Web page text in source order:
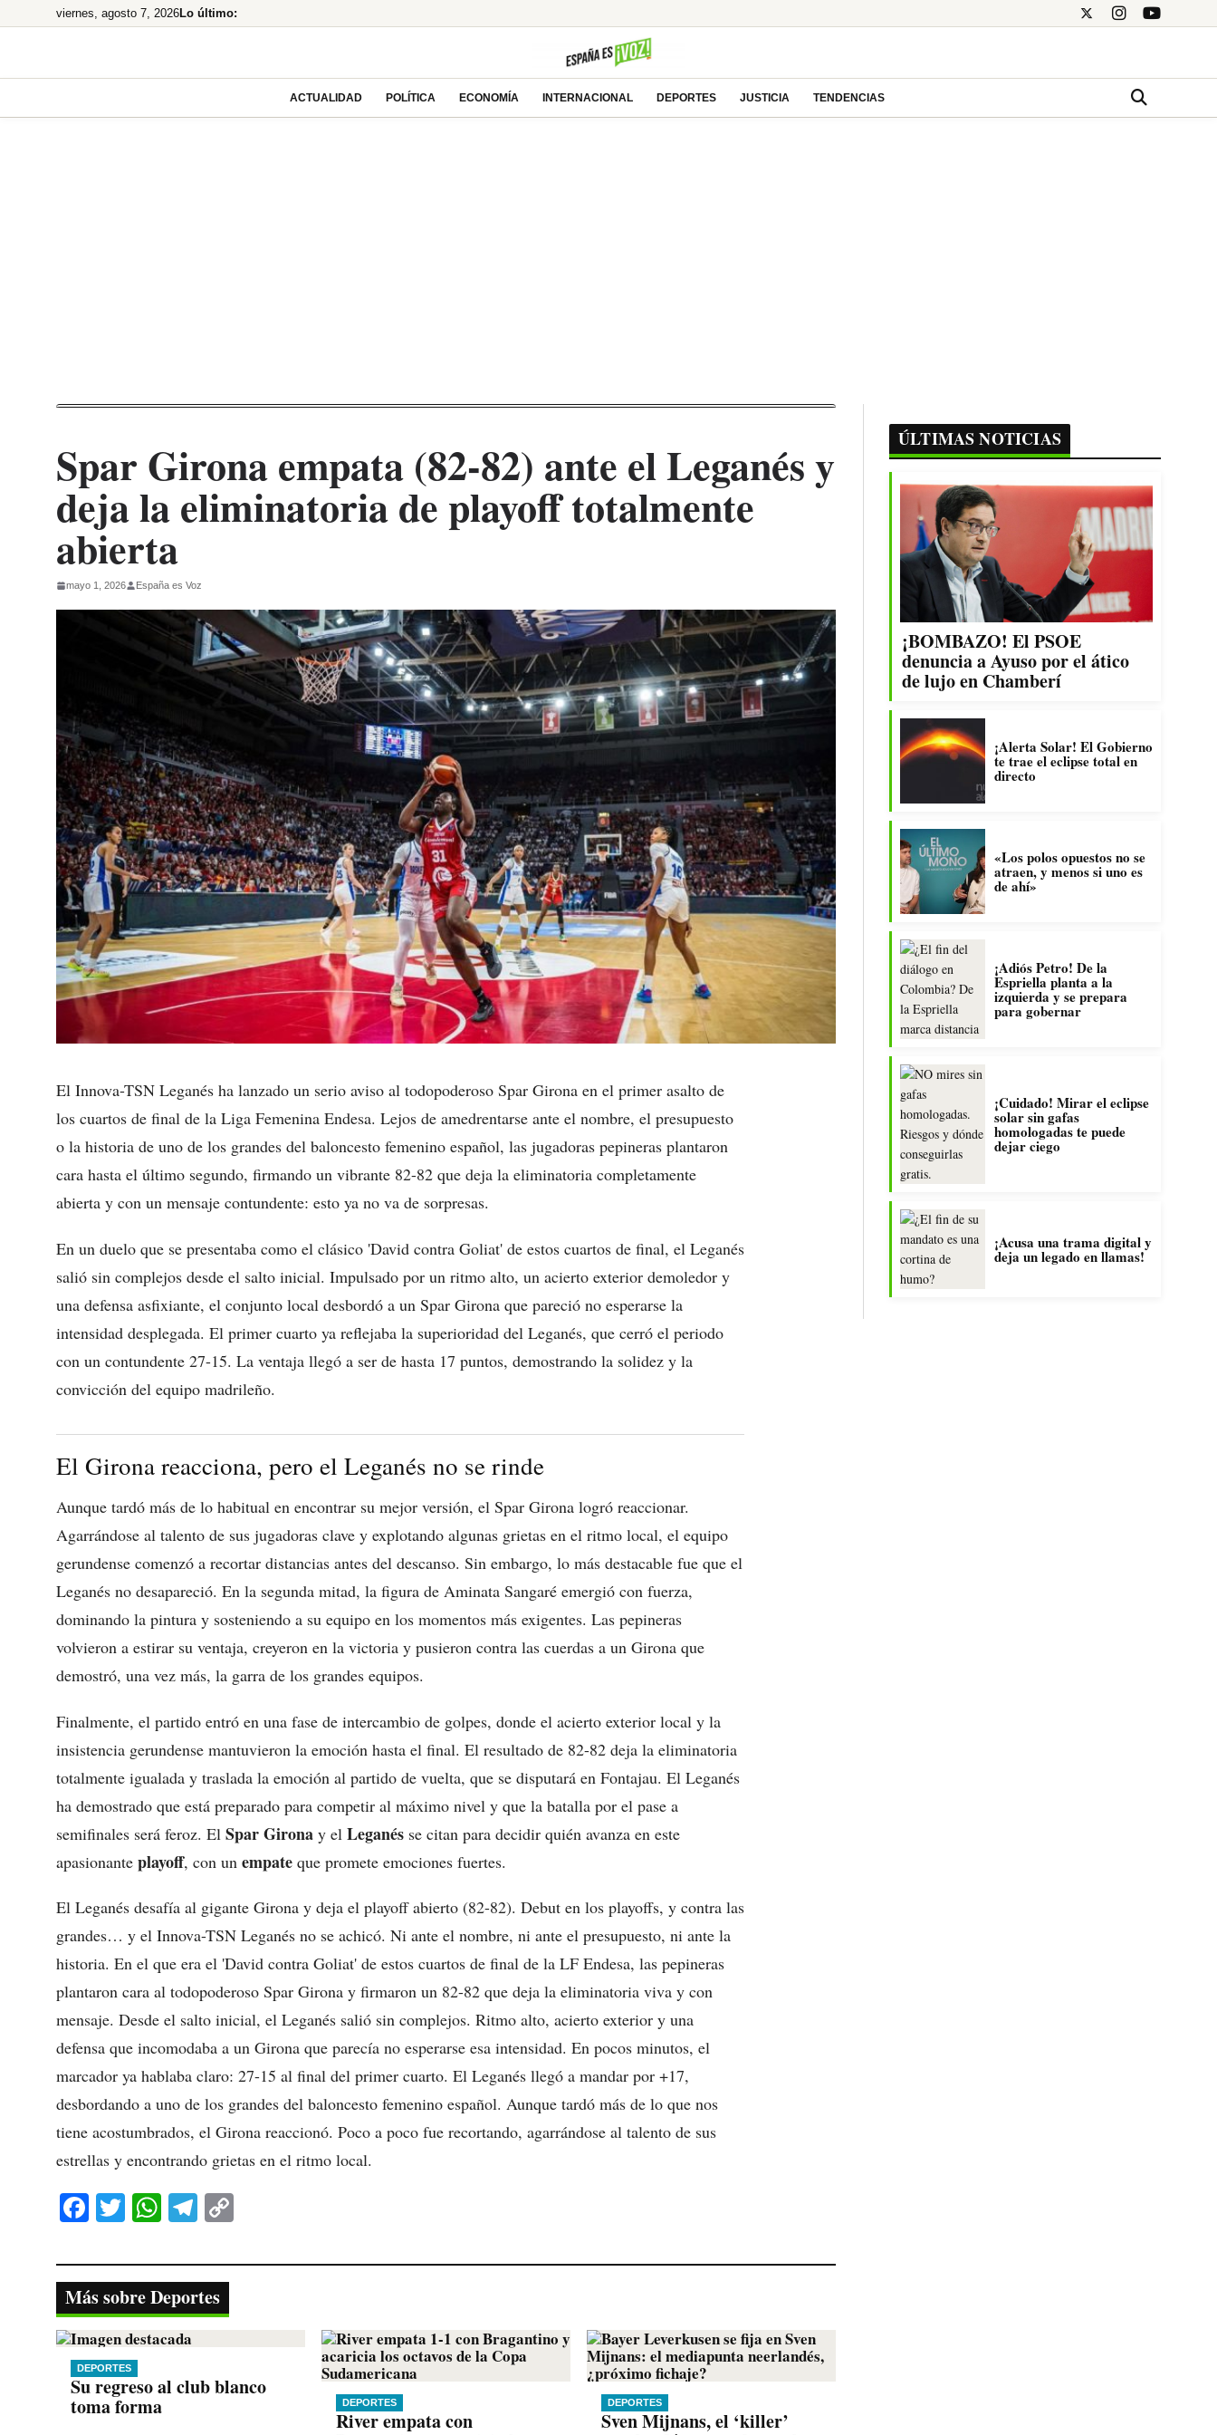
al
viernes, agosto 7, 2026Lo último:
ACTUALIDAD POLÍTICA ECONOMÍA INTERNACIONAL DEPORTES JUSTICIA TENDENCIAS
Spar Girona empata (82-82) ante el Leganés y
deja la eliminatoria de playoff totalmente
abierta
mayo 1, 2026 España es Voz
El Innova-TSN Leganés ha lanzado un serio aviso al todopoderoso Spar Girona en el primer asalto de
los cuartos de final de la Liga Femenina Endesa. Lejos de amedrentarse ante el nombre, el presupuesto
o la historia de uno de los grandes del baloncesto femenino español, las jugadoras pepineras plantaron
cara hasta el último segundo, firmando un vibrante 82-82 que deja la eliminatoria completamente
abierta y con un mensaje contundente: esto ya no va de sorpresas.
En un duelo que se presentaba como el clásico 'David contra Goliat' de estos cuartos de final, el Leganés
salió sin complejos desde el salto inicial. Impulsado por un ritmo alto, un acierto exterior demoledor y
una defensa asfixiante, el conjunto local desbordó a un Spar Girona que pareció no esperarse la
intensidad desplegada. El primer cuarto ya reflejaba la superioridad del Leganés, que cerró el periodo
con un contundente 27-15. La ventaja llegó a ser de hasta 17 puntos, demostrando la solidez y la
convicción del equipo madrileño.
El Girona reacciona, pero el Leganés no se rinde
Aunque tardó más de lo habitual en encontrar su mejor versión, el Spar Girona logró reaccionar.
Agarrándose al talento de sus jugadoras clave y explotando algunas grietas en el ritmo local, el equipo
gerundense comenzó a recortar distancias antes del descanso. Sin embargo, lo más destacable fue que el
Leganés no desapareció. En la segunda mitad, la figura de Aminata Sangaré emergió con fuerza,
dominando la pintura y sosteniendo a su equipo en los momentos más exigentes. Las pepineras
volvieron a estirar su ventaja, creyeron en la victoria y pusieron contra las cuerdas a un Girona que
demostró, una vez más, la garra de los grandes equipos.
Finalmente, el partido entró en una fase de intercambio de golpes, donde el acierto exterior local y la
insistencia gerundense mantuvieron la emoción hasta el final. El resultado de 82-82 deja la eliminatoria
totalmente igualada y traslada la emoción al partido de vuelta, que se disputará en Fontajau. El Leganés
ha demostrado que está preparado para competir al máximo nivel y que la batalla por el pase a
semifinales será feroz. El Spar Girona y el Leganés se citan para decidir quién avanza en este
apasionante playoff, con un empate que promete emociones fuertes.
El Leganés desafía al gigante Girona y deja el playoff abierto (82-82). Debut en los playoffs, y contra las
grandes… y el Innova-TSN Leganés no se achicó. Ni ante el nombre, ni ante el presupuesto, ni ante la
historia. En el que era el 'David contra Goliat' de estos cuartos de final de la LF Endesa, las pepineras
plantaron cara al todopoderoso Spar Girona y firmaron un 82-82 que deja la eliminatoria viva y con
mensaje. Desde el salto inicial, el Leganés salió sin complejos. Ritmo alto, acierto exterior y una
defensa que incomodaba a un Girona que parecía no esperarse esa intensidad. En pocos minutos, el
marcador ya hablaba claro: 27-15 al final del primer cuarto. El Leganés llegó a mandar por +17,
desbordando a uno de los grandes del baloncesto femenino español. Aunque tardó más de lo que nos
tiene acostumbrados, el Girona reaccionó. Poco a poco fue recortando, agarrándose al talento de sus
estrellas y encontrando grietas en el ritmo local.
Fa
bo
ok
T
tte
r
W
ts
A
pp
Te
gr
a
m
y
Más sobre Deportes
DEPORTES
Su regreso al club blanco
toma forma DEPORTES
River empata con
DEPORTES
Sven Mijnans, el ‘killer’
ÚLTIMAS NOTICIAS
¡BOMBAZO! El PSOE
denuncia a Ayuso por el ático
de lujo en Chamberí
¡Alerta Solar! El Gobierno
te trae el eclipse total en
directo
«Los polos opuestos no se
atraen, y menos si uno es
de ahí»
¡Adiós Petro! De la
Espriella planta a la
izquierda y se prepara
para gobernar
¡Cuidado! Mirar el eclipse
solar sin gafas
homologadas te puede
dejar ciego
¡Acusa una trama digital y
deja un legado en llamas!